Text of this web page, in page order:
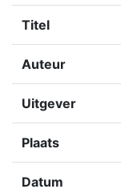
Titel
Auteur
Uitgever
Plaats
Datum